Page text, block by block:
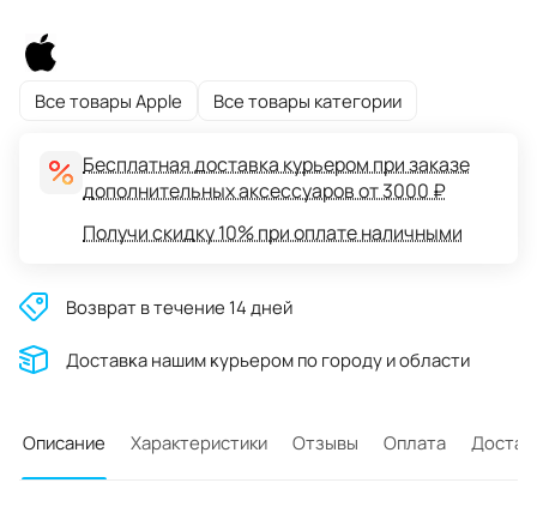
Все товары Apple Все товары категории
Бесплатная доставка курьером при заказе
дополнительных аксессуаров от 3000 ₽
Получи скидку 10% при оплате наличными
Возврат в течение 14 дней
Доставĸа нашим ĸурьером по городу и области
Описание Характеристики Отзывы Оплата